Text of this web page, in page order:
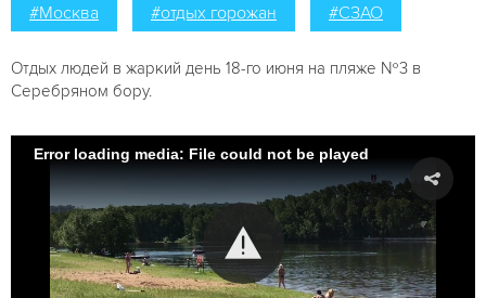
#Москва #отдых горожан #СЗАО
Отдых людей в жаркий день 18-го июня на пляже №3 в
Серебряном бору.
Error loading media: File could not be played